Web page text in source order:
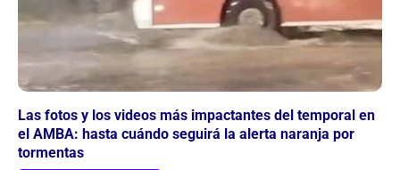
Las fotos y los videos más impactantes del temporal en
el AMBA: hasta cuándo seguirá la alerta naranja por
tormentas